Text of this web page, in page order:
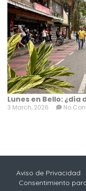
Lunes en Bello: ¿día
3 March, 2026 No
Aviso de Privacidad
Consentimiento